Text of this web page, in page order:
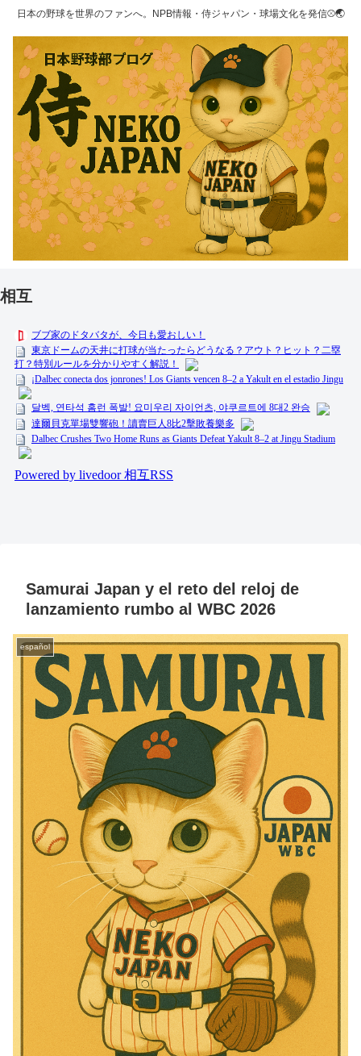
日本の野球を世界のファンへ。NPB情報・侍ジャパン・球場文化を発信⚾🌏
相互
Samurai Japan y el reto del reloj de
lanzamiento rumbo al WBC 2026
español